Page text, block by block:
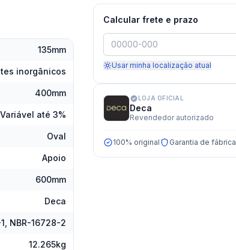
135mm
inorgânicos
400mm
Variável até 3%
Oval
Apoio
600mm
Deca
NBR-16728-2
12.265kg
Calcular frete e prazo
Usar minha localização atual
LOJA OFICIAL
Deca
Revendedor autorizado
100% original Garantia de fábrica